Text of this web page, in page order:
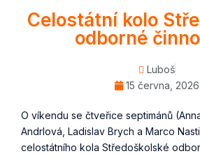
Celostátní kolo
odborné
Luboš
15 června, 2026
O víkendu se čtveřice septimánů
Andrlová, Ladislav Brych a Marco
celostátního kola Středoškolské